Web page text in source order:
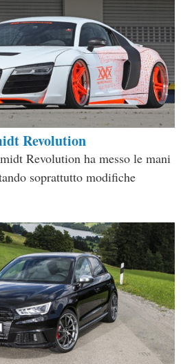
Revolution
Revolution ha messo le mani
soprattutto modifiche